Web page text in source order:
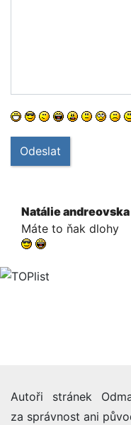
Odeslat
Natálie andreovska
Máte to ňak dlohy
Autoři stránek
za správnost ani